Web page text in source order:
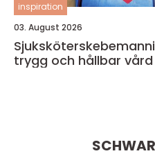
inspiration
03. August 2026
Sjuksköterskebemanning en
trygg och hållbar vård